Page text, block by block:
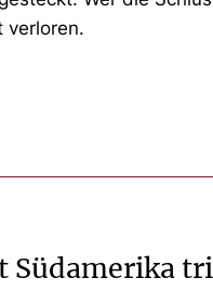
verloren.
Südamerika